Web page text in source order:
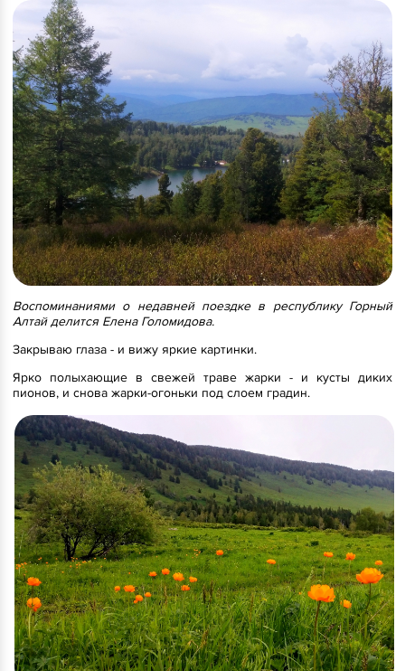
Воспоминаниями о недавней поездке в республику Горный
Алтай делится Елена Голомидова.
Закрываю глаза - и вижу яркие картинки.
Ярко полыхающие в свежей траве жарки - и кусты диких
пионов, и снова жарки-огоньки под слоем градин.